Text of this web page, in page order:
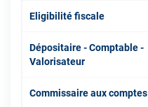
Eligibilité fiscale
Dépositaire - Comptable -
Valorisateur
Commissaire aux comptes